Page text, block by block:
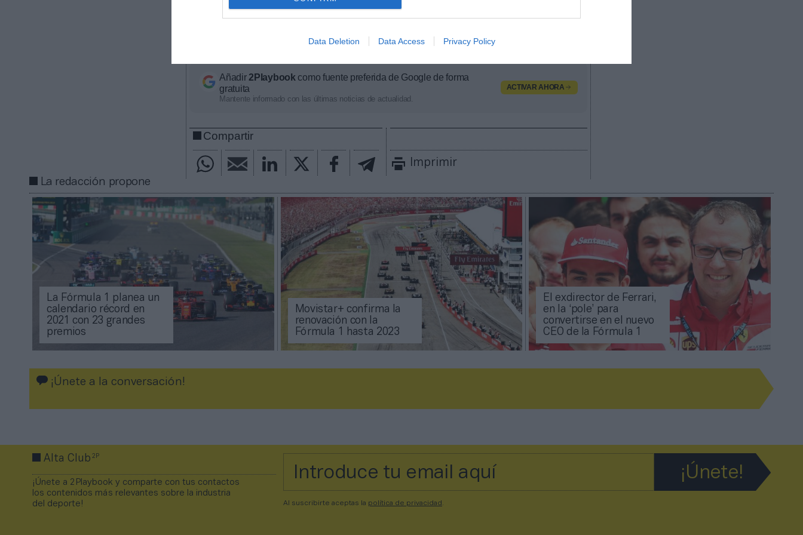
Data Deletion Data Access Privacy Policy
deporte, por lo quedebe ser una introducción gradual a partir de 2024
que las futuras generaciones de conductores terminen en un nivel más
sensato, considerando que tenemos un límite de costos en el equipo”, señaló
en julio el jefe de Mercedes, Toto Wolff.
Añadir2Playbook como fuente preferida de Google de forma
gratuita
Mantente informado con las últimas noticias de actualidad.
ACTIVAR AHORA
Compartir
Imprimir
La redacción propone
La Fórmula 1 planea un
calendario récord en
2021 con 23 grandes
premios
Movistar+ confirma la
renovación con la
Fórmula 1 hasta 2023
El exdirector de Ferrari,
en la ‘pole’ para
convertirse en el nuevo
CEO de la Fórmula 1
¡Únete a la conversación!
Alta Club2P
¡Únete a 2Playbook y comparte con tus contactos
los contenidos más relevantes sobre la industria
del deporte!
Al suscribirte aceptas la política de privacidad